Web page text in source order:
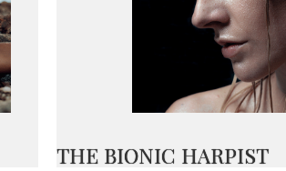
THE BIONIC HARPIST